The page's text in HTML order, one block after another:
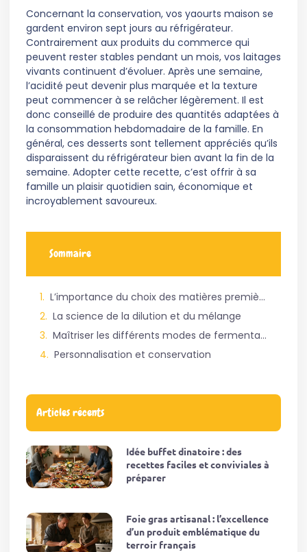
Concernant la conservation, vos yaourts maison se
gardent environ sept jours au réfrigérateur.
Contrairement aux produits du commerce qui
peuvent rester stables pendant un mois, vos laitages
vivants continuent d’évoluer. Après une semaine,
l’acidité peut devenir plus marquée et la texture
peut commencer à se relâcher légèrement. Il est
donc conseillé de produire des quantités adaptées à
la consommation hebdomadaire de la famille. En
général, ces desserts sont tellement appréciés qu’ils
disparaissent du réfrigérateur bien avant la fin de la
semaine. Adopter cette recette, c’est offrir à sa
famille un plaisir quotidien sain, économique et
incroyablement savoureux.
Sommaire
L’importance du choix des matières premières
La science de la dilution et du mélange
Maîtriser les différents modes de fermentation
Personnalisation et conservation
Articles récents
Idée buffet dinatoire : des
recettes faciles et conviviales à
préparer
Foie gras artisanal : l’excellence
d’un produit emblématique du
terroir français